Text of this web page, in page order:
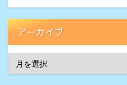
アーカイブ